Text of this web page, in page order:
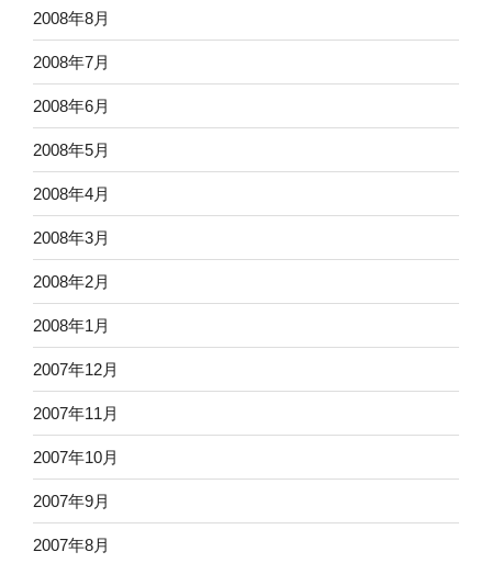
2008年8月
2008年7月
2008年6月
2008年5月
2008年4月
2008年3月
2008年2月
2008年1月
2007年12月
2007年11月
2007年10月
2007年9月
2007年8月